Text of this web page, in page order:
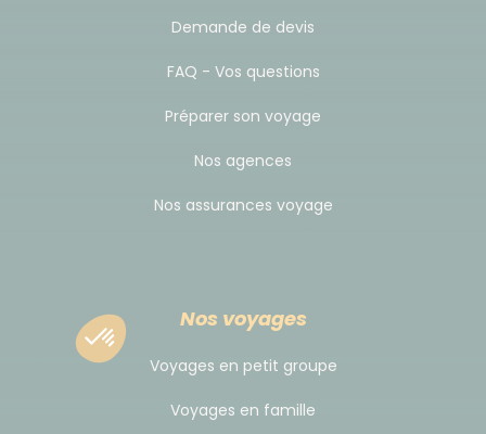
poursuite de l'ascension ou non afin de ne prendre
un chef cuisinier et composés de produits frais
pâtes, œufs, poulet, pommes de terre, sandwich,
poisson, riz, bœuf, chou, champignon.
spécialités de votre région, elles sont toujours
Demande de devis
FAQ - Vos questions
Préparer son voyage
Nos agences
Nos assurances voyage
Nos voyages
Voyages en petit groupe
Voyages en famille